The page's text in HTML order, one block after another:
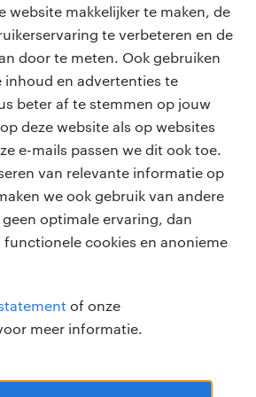
website makkelijker te maken, de
te verbeteren en de
door te meten. Ook gebruiken
inhoud en advertenties te
beter af te stemmen op jouw
deze website als op websites
e-mails passen we dit ook toe.
van relevante informatie op
we ook gebruik van andere
optimale ervaring, dan
functionele cookies en anonieme
of onze
meer informatie.
dat ik mezelf blijf
iets nieuws. Jezelf bewijzen. Je
niemand kent je en toch lukt
te leren en van waarde te zijn. Ik
The Kraft Heinz
Groenfonds en
Compleet
Kun je eens
je huidige opdracht bij
inhoudt?
binnen het mt van Belgraver.
Als je door de vestiging in
27